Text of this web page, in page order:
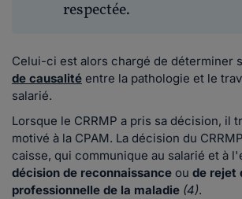
respectée.
Celui-ci est alors chargé de déterminer
de causalité entre la pathologie et le
salarié.
Lorsque le CRRMP a pris sa décision, il
motivé à la CPAM. La décision du
caisse, qui communique au salarié et à
décision de reconnaissance ou de rejet
professionnelle de la maladie (4).